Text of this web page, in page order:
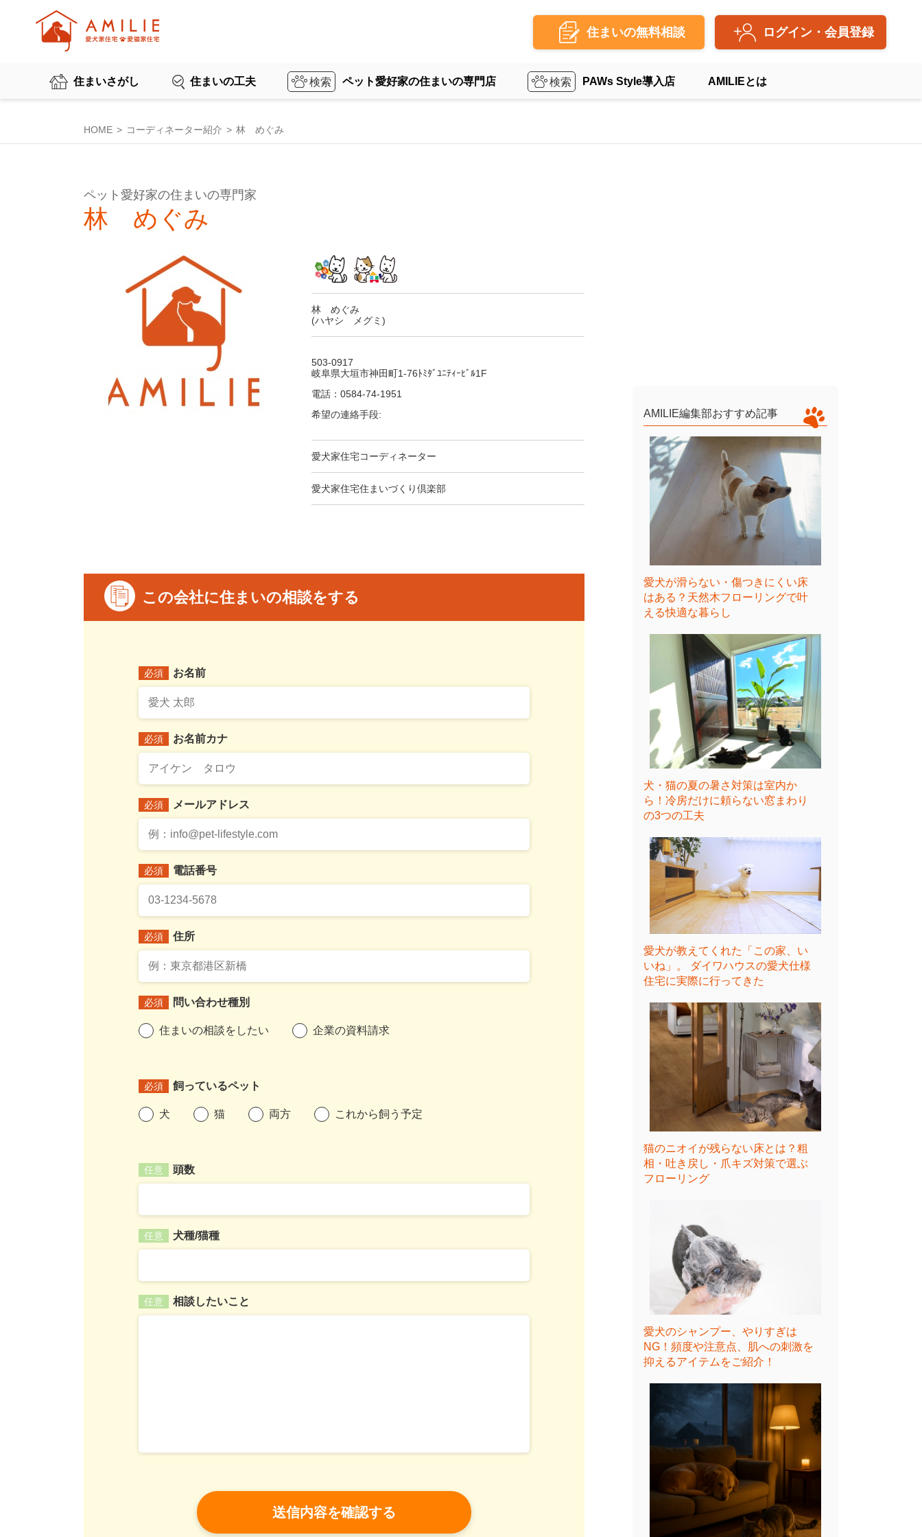
住まいの無料相談 ログイン・会員登録
住まいさがし 住まいの工夫 ペット愛好家の住まいの専門店 PAWs Style導入店 AMILIEとは
HOME コーディネーター紹介 林 めぐみ
ペット愛好家の住まいの専門家
林 めぐみ
林 めぐみ
(ハヤシ メグミ)
503-0917
岐阜県大垣市神田町1-76ﾄﾐﾀﾞﾕﾆﾃｨｰﾋﾞﾙ1F
電話：0584-74-1951
希望の連絡手段:
愛犬家住宅コーディネーター
愛犬家住宅住まいづくり倶楽部
この会社に住まいの相談をする
必須 お名前
必須 お名前カナ
必須 メールアドレス
必須 電話番号
必須 住所
必須 問い合わせ種別
住まいの相談をしたい 企業の資料請求
必須 飼っているペット
犬 猫 両方 これから飼う予定
任意 頭数
任意 犬種/猫種
任意 相談したいこと
AMILIE編集部おすすめ記事
愛犬が滑らない・傷つきにくい床
はある？天然木フローリングで叶
える快適な暮らし
犬・猫の夏の暑さ対策は室内か
ら！冷房だけに頼らない窓まわり
の3つの工夫
愛犬が教えてくれた「この家、い
いね」。 ダイワハウスの愛犬仕様
住宅に実際に行ってきた
猫のニオイが残らない床とは？粗
相・吐き戻し・爪キズ対策で選ぶ
フローリング
愛犬のシャンプー、やりすぎは
NG！頻度や注意点、肌への刺激を
抑えるアイテムをご紹介！